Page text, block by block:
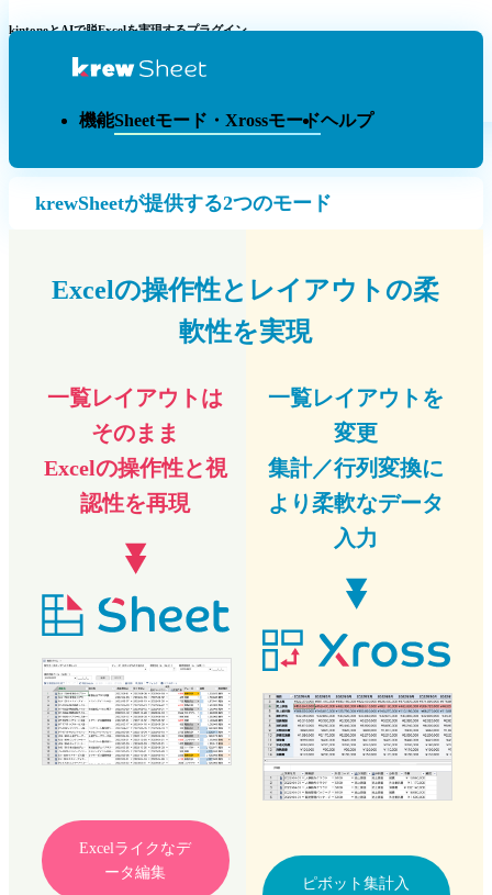
機能Sheetモード・Xrossモードヘルプ
krewSheetが提供する2つのモード
Excelの操作性とレイアウトの柔
軟性を実現
一覧レイアウトは
そのまま​
Excelの操作性と視
認性を再現
Excelライクなデ
ータ編集
一覧レイアウトを
変更​
集計／行列変換に
より柔軟なデータ
入力
ピボット集計入